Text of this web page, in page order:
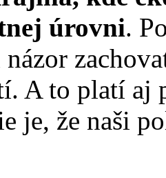
úrovni.
názor
A to platí aj
je, že naši